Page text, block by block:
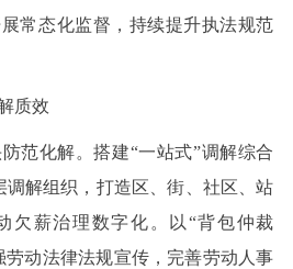
常态化监督，持续提升执法规范
质效
化解。搭建“一站式”调解综合
调解组织，打造区、街、社区、站
欠薪治理数字化。以“背包仲裁
劳动法律法规宣传，完善劳动人事